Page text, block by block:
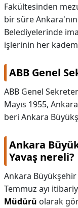
Fakültesinden
bir süre Ankara'nın
Belediyelerinde
işlerinin her
ABB Genel
ABB Genel
Mayıs 1955,
beri Ankara
Ankara
Yavaş nereli?
Ankara Büyükşehir
Temmuz ayı
Müdürü olarak